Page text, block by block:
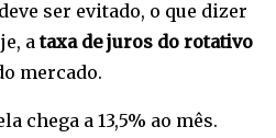
ser evitado, o que dizer
ataxa de juros do rotativo
mercado.
chega a 13,5% ao mês.